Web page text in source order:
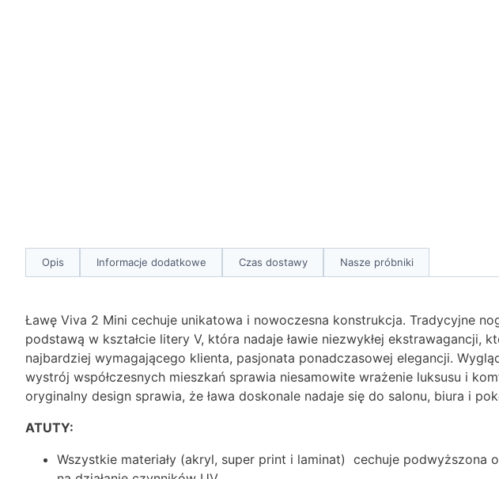
Opis Informacje dodatkowe Czas dostawy Nasze próbniki
Ławę Viva 2 Mini cechuje unikatowa i nowoczesna konstrukcja. Tradycyjne
podstawą w kształcie litery V, która nadaje ławie niezwykłej ekstrawagancji,
najbardziej wymagającego klienta, pasjonata ponadczasowej elegancji.
wystrój współczesnych mieszkań sprawia niesamowite wrażenie luksusu i
oryginalny design sprawia, że ława doskonale nadaje się do salonu, biura i
ATUTY:
Wszystkie materiały (akryl, super print i laminat) cechuje podwyższona